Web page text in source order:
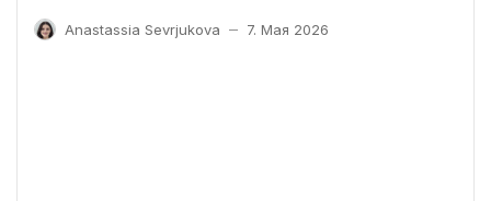
Anastassia Sevrjukova — 7. Мая 2026